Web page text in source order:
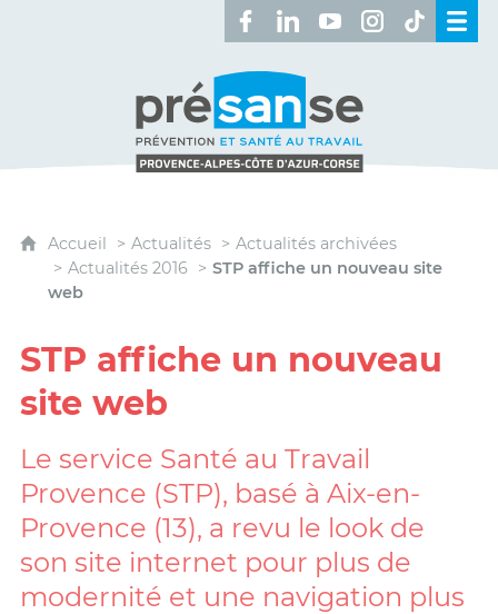
Retrouvez-nous sur Facebook
Retrouvez-nous sur
Retrouvez-nous sur
Retrouvez-
Accueil Actualités
Actualités archivées
Actualités 2016
STP affiche un nouveau site
web
STP affiche un nouveau
site web
Le service Santé au Travail
Provence (STP), basé à Aix-en-
Provence (13), a revu le look de
son site internet pour plus de
modernité et une navigation plus